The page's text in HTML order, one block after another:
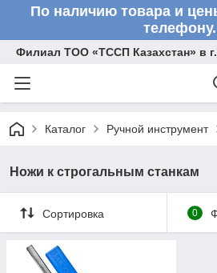
По наличию товара и
телефону.
Филиал ТОО «ТССП Казахстан» в
Каталог Ручной инструмент
Ножи к строгальным станкам
Сортировка 0